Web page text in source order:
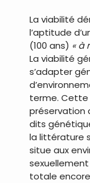
La viabilité
l’aptitude
(100 ans) « à
La viabilité
s’adapter
terme. Cette
préservation
dits
la littérature
situe aux
totale